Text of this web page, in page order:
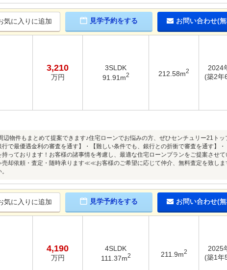
気に入りに追加 見学予約をする お問い合わせ(
3,210
万円
3SLDK
91.91m2 212.58m2
2024
(築2年
物件もまとめて提案できます♪住宅ローンでお悩みの方、ぜひセンチュリー21トッ
で最優遇金利の審査を通す】・【難しい条件でも、銀行との折衝で審査を通す】・
っております！お客様の諸事情を考慮し、最適な住宅ローンプランをご提案させて
却依頼・査定・随時承ります≪≪お客様のご希望に応じて仲介、無料査定を致しま
気に入りに追加 見学予約をする お問い合わせ(
4,190
万円
4SLDK
111.37m2 211.9m2
2025
(築1年